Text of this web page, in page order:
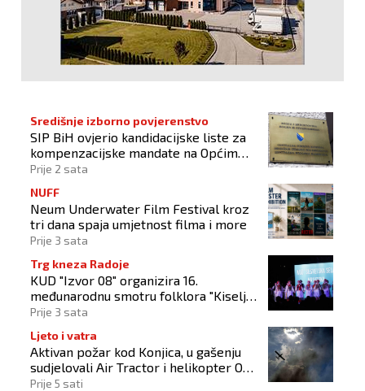
Središnje izborno povjerenstvo
SIP BiH ovjerio kandidacijske liste za
kompenzacijske mandate na Općim
izborima 2026
Prije 2 sata
NUFF
Neum Underwater Film Festival kroz
tri dana spaja umjetnost filma i more
Prije 3 sata
Trg kneza Radoje
KUD "Izvor 08" organizira 16.
međunarodnu smotru folklora "Kiseljak
2026"
Prije 3 sata
Ljeto i vatra
Aktivan požar kod Konjica, u gašenju
sudjelovali Air Tractor i helikopter OS-
a BiH
Prije 5 sati